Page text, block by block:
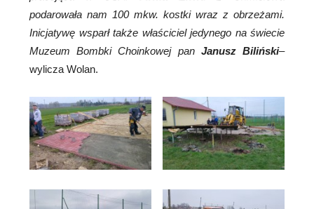
podarowała nam 100 mkw. kostki wraz z obrzeżami.
Inicjatywę wsparł także właściciel jedynego na świecie
Muzeum Bombki Choinkowej pan Janusz Biliński–
wylicza Wolan.